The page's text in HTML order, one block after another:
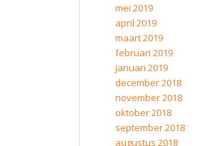
mei 2019
april 2019
maart 2019
februari 2019
januari 2019
december 2018
november 2018
oktober 2018
september 2018
augustus 2018